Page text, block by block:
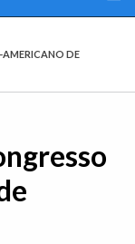
AMERICANO DE